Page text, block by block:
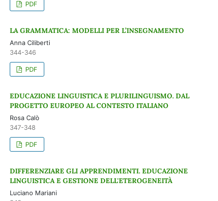
PDF
LA GRAMMATICA: MODELLI PER L’INSEGNAMENTO
Anna Ciliberti
344-346
PDF
EDUCAZIONE LINGUISTICA E PLURILINGUISMO. DAL
PROGETTO EUROPEO AL CONTESTO ITALIANO
Rosa Calò
347-348
PDF
DIFFERENZIARE GLI APPRENDIMENTI. EDUCAZIONE
LINGUISTICA E GESTIONE DELL'ETEROGENEITÀ
Luciano Mariani